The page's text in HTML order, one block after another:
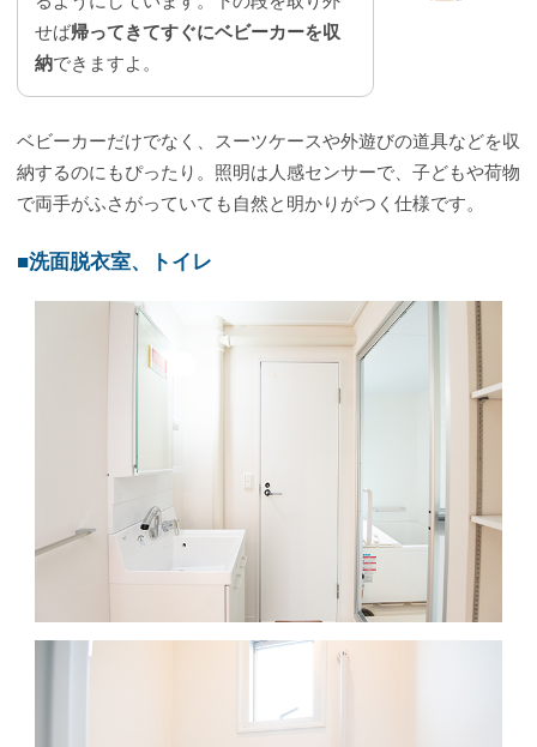
せば帰ってきてすぐにベビーカーを収
納できますよ。
ベビーカーだけでなく、スーツケースや外遊びの道具などを収
納するのにもぴったり。照明は人感センサーで、子どもや荷物
で両手がふさがっていても自然と明かりがつく仕様です。
■洗面脱衣室、トイレ